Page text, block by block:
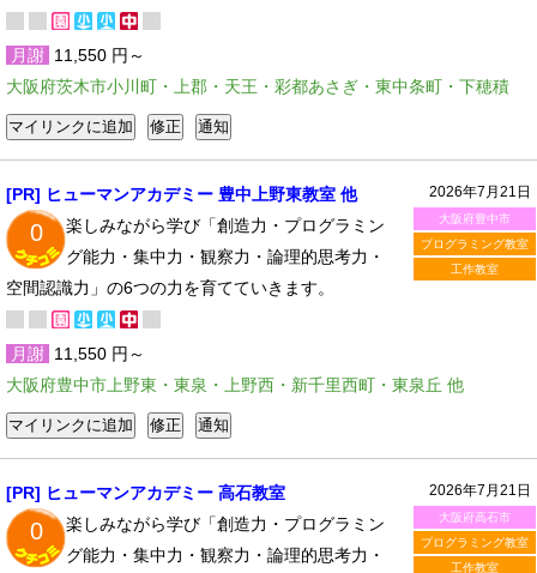
月謝 11,550 円～
大阪府茨木市小川町・上郡・天王・彩都あさぎ・東中条町・下穂積
2026年7月21日
大阪府豊中市
プログラミング教室
工作教室
[PR] ヒューマンアカデミー 豊中上野東教室 他
0
楽しみながら学び「創造力・プログラミン
グ能力・集中力・観察力・論理的思考力・
空間認識力」の6つの力を育てていきます。
月謝 11,550 円～
大阪府豊中市上野東・東泉・上野西・新千里西町・東泉丘 他
2026年7月21日
大阪府高石市
プログラミング教室
工作教室
[PR] ヒューマンアカデミー 高石教室
0
楽しみながら学び「創造力・プログラミン
グ能力・集中力・観察力・論理的思考力・